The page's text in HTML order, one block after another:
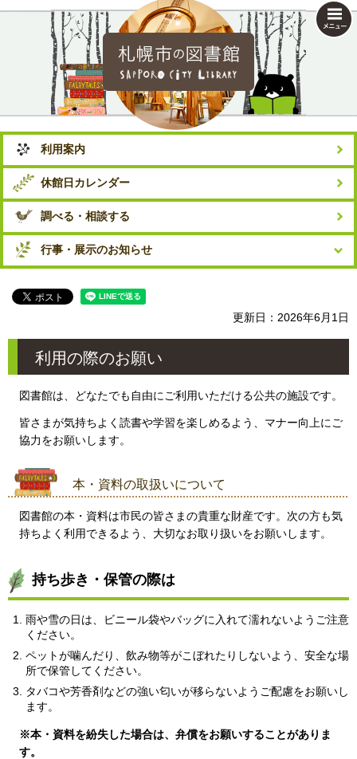
利用案内
休館日カレンダー
調べる・相談する
行事・展示のお知らせ
更新日：2026年6月1日
利用の際のお願い
図書館は、どなたでも自由にご利用いただける公共の施設です。
皆さまが気持ちよく読書や学習を楽しめるよう、マナー向上にご
協力をお願いします。
本・資料の取扱いについて
図書館の本・資料は市民の皆さまの貴重な財産です。 次の方も気
持ちよく利用できるよう、大切なお取り扱いをお願いします。
持ち歩き・保管の際は
雨や雪の日は、ビニール袋やバッグに入れて濡れないようご注意
ください。
ペットが噛んだり、飲み物等がこぼれたりしないよう、安全な場
所で保管してください。
タバコや芳香剤などの強い匂いが移らないようご配慮をお願いし
ます。
※本・資料を紛失した場合は、弁償をお願いすることがありま
す。